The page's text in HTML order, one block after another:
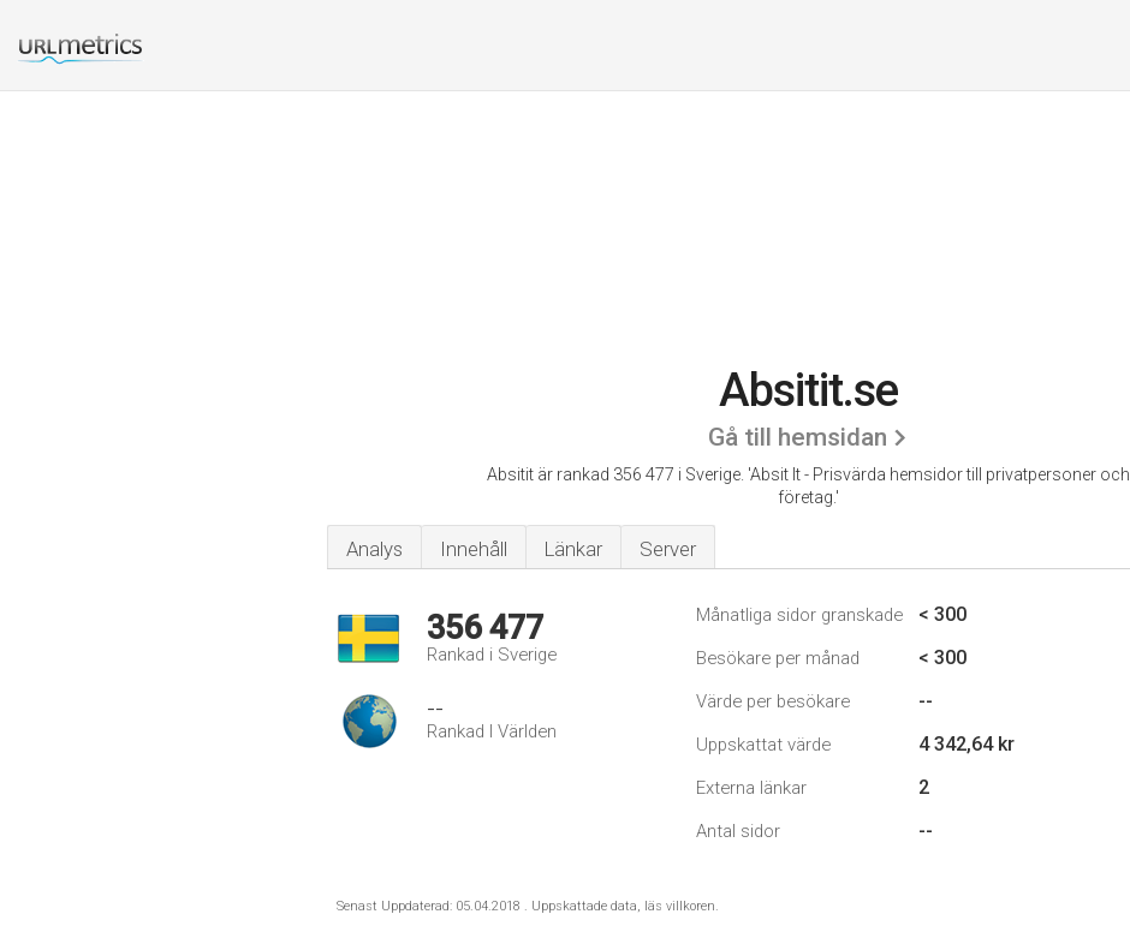
Absitit.se
Gå till hemsidan
Absitit är rankad 356 477 i Sverige. 'Absit It - Prisvärda hemsidor till privatpersoner och
företag.'
Analys Innehåll Länkar Server
356 477
Rankad i Sverige
--
Rankad I Världen
Månatliga sidor granskade < 300
Besökare per månad < 300
Värde per besökare --
Uppskattat värde 4 342,64 kr
Externa länkar 2
Antal sidor --
Senast Uppdaterad: 05.04.2018 . Uppskattade data, läs villkoren.